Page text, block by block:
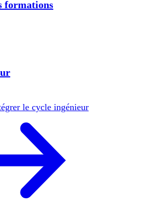
formations
le cycle ingénieur